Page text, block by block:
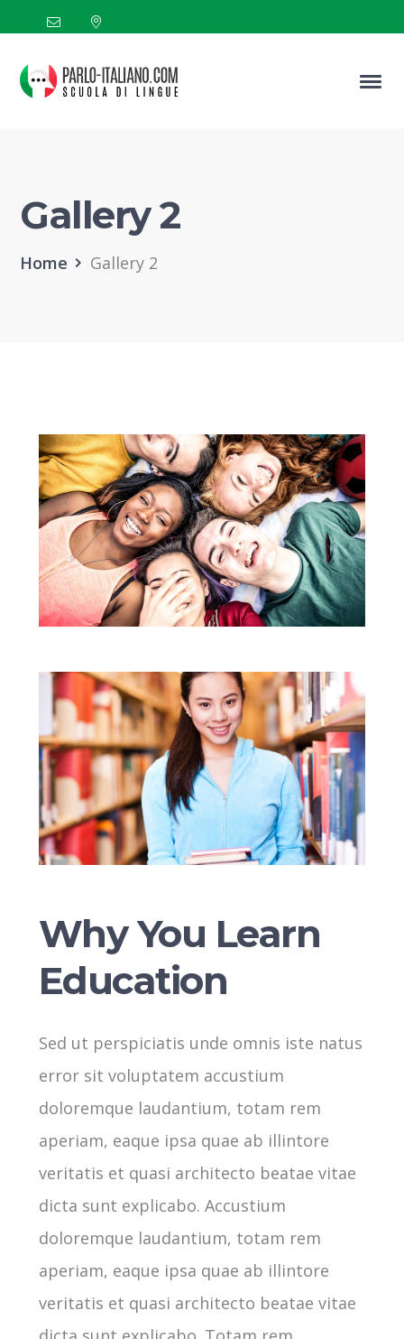
Gallery 2
Home Gallery 2
Why You Learn
Education
Sed ut perspiciatis unde omnis iste natus
error sit voluptatem accustium
doloremque laudantium, totam rem
aperiam, eaque ipsa quae ab illintore
veritatis et quasi architecto beatae vitae
dicta sunt explicabo. Accustium
doloremque laudantium, totam rem
aperiam, eaque ipsa quae ab illintore
veritatis et quasi architecto beatae vitae